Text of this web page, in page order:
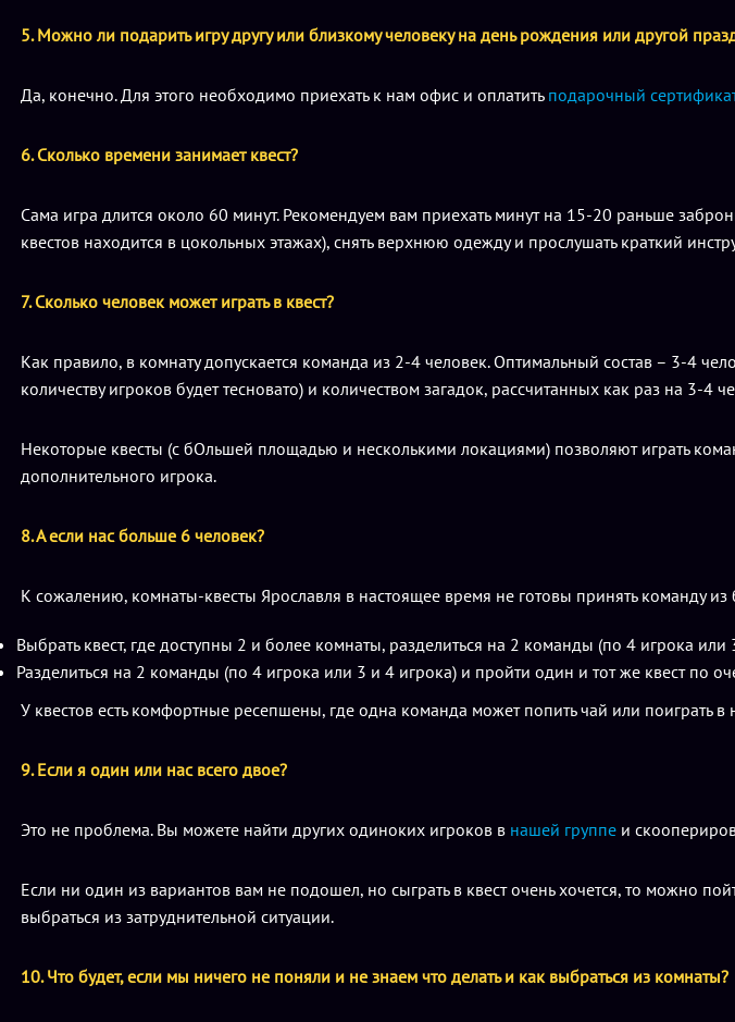
5. Можно ли подарить игру другу или близкому человеку на день рождения или другой
Да, конечно. Для этого необходимо приехать к нам офис и оплатить подарочный
6. Сколько времени занимает квест?
Сама игра длится около 60 минут. Рекомендуем вам приехать минут на 15-20 раньше
квестов находится в цокольных этажах), снять верхнюю одежду и прослушать краткий
7. Сколько человек может играть в квест?
Как правило, в комнату допускается команда из 2-4 человек. Оптимальный состав – 3-4
количеству игроков будет тесновато) и количеством загадок, рассчитанных как раз на 3-4
Некоторые квесты (с бОльшей площадью и несколькими локациями) позволяют играть
дополнительного игрока.
8. А если нас больше 6 человек?
К сожалению, комнаты-квесты Ярославля в настоящее время не готовы принять команду из
Выбрать квест, где доступны 2 и более комнаты, разделиться на 2 команды (по 4 игрока
Разделиться на 2 команды (по 4 игрока или 3 и 4 игрока) и пройти один и тот же квест по
У квестов есть комфортные ресепшены, где одна команда может попить чай или поиграть
9. Если я один или нас всего двое?
Это не проблема. Вы можете найти других одиноких игроков в нашей группе и
Если ни один из вариантов вам не подошел, но сыграть в квест очень хочется, то можно
выбраться из затруднительной ситуации.
10. Что будет, если мы ничего не поняли и не знаем что делать и как выбраться из комнаты?